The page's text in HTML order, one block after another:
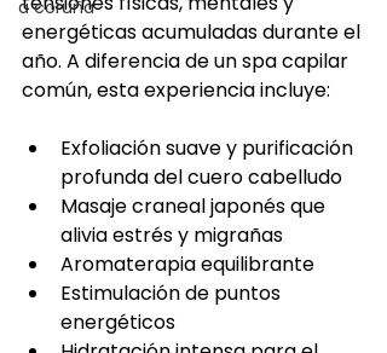
a coruña
energéticas acumuladas durante el
año. A diferencia de un spa capilar
común, esta experiencia incluye:
Exfoliación suave y purificación
profunda del cuero cabelludo
Masaje craneal japonés que
alivia estrés y migrañas
Aromaterapia equilibrante
Estimulación de puntos
energéticos